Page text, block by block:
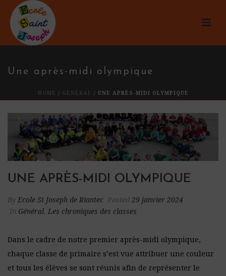
Une après-midi olympique
HOME / GÉNÉRAL / UNE APRÈS-MIDI OLYMPIQUE
UNE APRÈS-MIDI OLYMPIQUE
By Ecole St Joseph de Riantec Posted 29 janvier 2024
In Général, Les chroniques des classes
Dans le cadre de notre premier après-midi olympique,
chaque classe de primaire s’est vue attribuer une couleur
et tous les élèves se sont réunis afin de représenter le